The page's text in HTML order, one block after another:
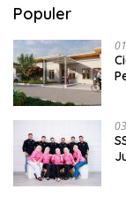
Populer